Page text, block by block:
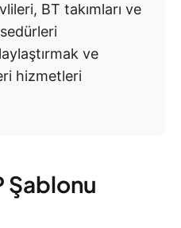
BT takımları ve
ve
hizmetleri
Şablonu